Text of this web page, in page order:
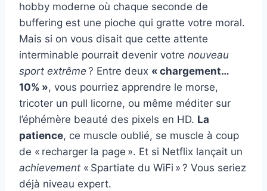
hobby moderne où chaque seconde de
buffering est une pioche qui gratte votre moral.
Mais si on vous disait que cette attente
interminable pourrait devenir votre nouveau
sport extrême ? Entre deux « chargement…
10% », vous pourriez apprendre le morse,
tricoter un pull licorne, ou même méditer sur
l’éphémère beauté des pixels en HD. La
patience, ce muscle oublié, se muscle à coup
de « recharger la page ». Et si Netflix lançait un
achievement « Spartiate du WiFi » ? Vous seriez
déjà niveau expert.